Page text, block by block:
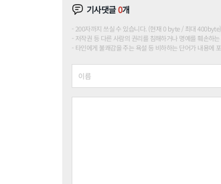
기사댓글0개
200자까지 쓰실 수 있습니다. (현재 0 byte / 최대 400byte)
저작권 등 다른 사람의 권리를 침해하거나 명예를 훼손하
타인에게 불쾌감을 주는 욕설 등 비하하는 단어가 내용에